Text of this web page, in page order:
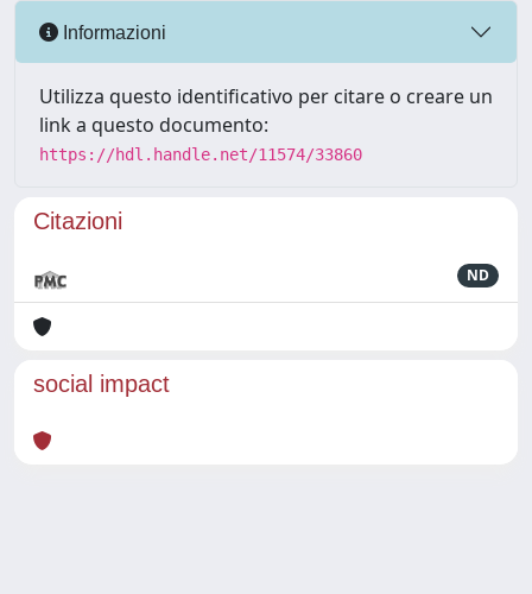
Informazioni
Utilizza questo identificativo per citare o creare un
link a questo documento:
https://hdl.handle.net/11574/33860
Citazioni
ND
social impact